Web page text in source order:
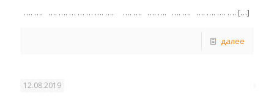
…. …. …. …. … … … …. …. …. …. …. …. …. …. …. …. …. …. […]
далее
12.08.2019